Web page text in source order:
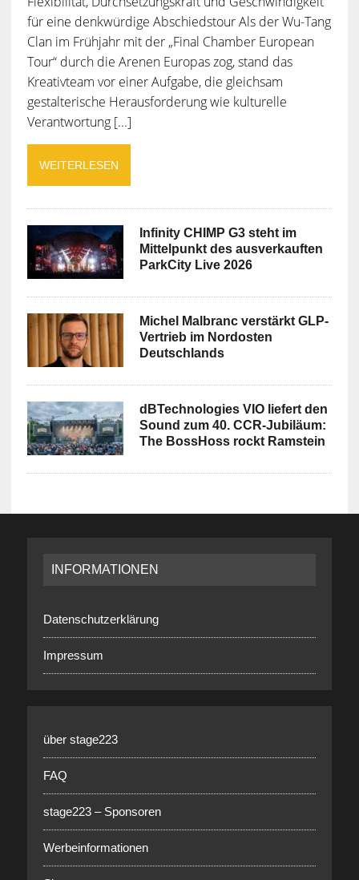
für eine denkwürdige Abschiedstour Als der Wu-Tang
Clan im Frühjahr mit der „Final Chamber European
Tour“ durch die Arenen Europas zog, stand das
Kreativteam vor einer Aufgabe, die gleichsam
gestalterische Herausforderung wie kulturelle
Verantwortung [...]
WEITERLESEN
Infinity CHIMP G3 steht im
Mittelpunkt des ausverkauften
ParkCity Live 2026
Michel Malbranc verstärkt GLP-
Vertrieb im Nordosten
Deutschlands
dBTechnologies VIO liefert den
Sound zum 40. CCR-Jubiläum:
The BossHoss rockt Ramstein
INFORMATIONEN
Datenschutzerklärung
Impressum
über stage223
FAQ
stage223 – Sponsoren
Werbeinformationen